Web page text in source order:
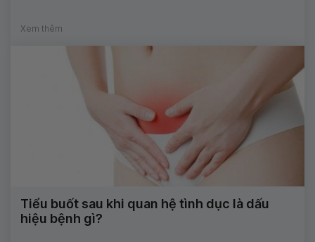
Xem thêm
Tiểu buốt sau khi quan hệ tình dục là dấu
hiệu bệnh gì?